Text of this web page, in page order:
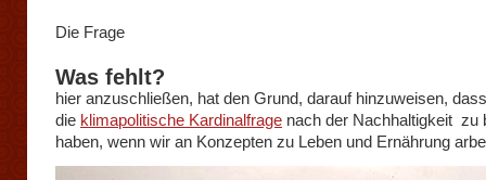
Die Frage
Was fehlt?
hier anzuschließen, hat den Grund, darauf hinzuweisen,
die klimapolitische Kardinalfrage nach der Nachhaltigkeit zu
haben, wenn wir an Konzepten zu Leben und Ernährung